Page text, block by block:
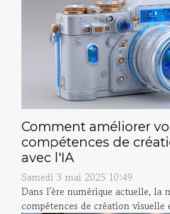
Comment améliorer
compétences de
avec l'IA
Samedi 3 mai 2025 10:49
Dans l'ère numérique actuelle, la
compétences de création visuelle